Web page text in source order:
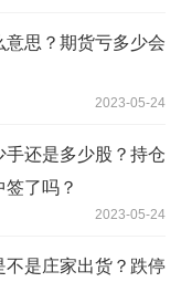
思？期货亏多少会
2023-05-24
手还是多少股？持仓
了吗？
2023-05-24
不是庄家出货？跌停